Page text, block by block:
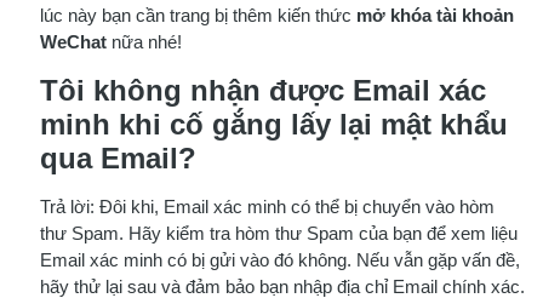
lúc này bạn cần trang bị thêm kiến thức mở khóa tài khoản
WeChat nữa nhé!
Tôi không nhận được Email xác
minh khi cố gắng lấy lại mật khẩu
qua Email?
Trả lời: Đôi khi, Email xác minh có thể bị chuyển vào hòm
thư Spam. Hãy kiểm tra hòm thư Spam của bạn để xem liệu
Email xác minh có bị gửi vào đó không. Nếu vẫn gặp vấn đề,
hãy thử lại sau và đảm bảo bạn nhập địa chỉ Email chính xác.